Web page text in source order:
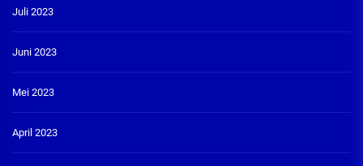
Juli 2023
Juni 2023
Mei 2023
April 2023